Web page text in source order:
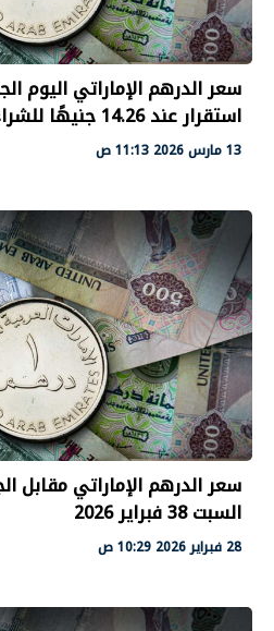
استقرار عند 14.26 جنيهًا للشراء
13 مارس 2026 11:13 ص
سعر الدرهم الإماراتي مقابل
السبت 38 فبراير 2026
28 فبراير 2026 10:29 ص